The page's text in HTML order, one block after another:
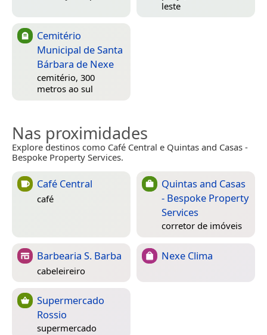
leste
Cemitério
Municipal de Santa
Bárbara de Nexe
cemitério, 300
metros ao sul
Nas proximidades
Explore destinos como Café Central e Quintas and Casas -
Bespoke Property Services.
Café Central
café
Quintas and Casas
- Bespoke Property
Services
corretor de imóveis
Barbearia S. Barba
cabeleireiro
Nexe Clima
Supermercado
Rossio
supermercado